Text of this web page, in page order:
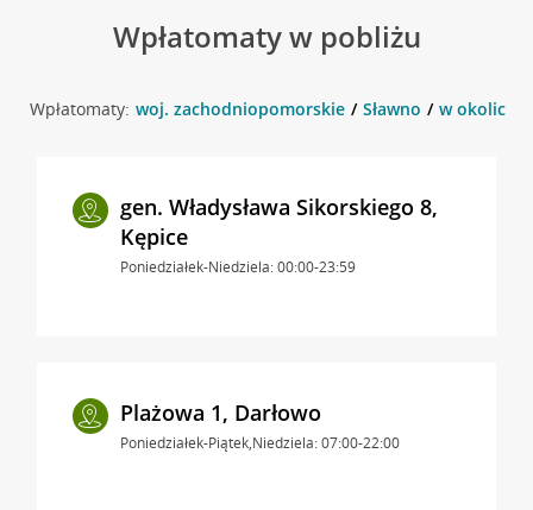
Wpłatomaty w pobliżu
Wpłatomaty: woj. zachodniopomorskie Sławno w okolicy
gen. Władysława Sikorskiego 8,
Kępice
Poniedziałek-Niedziela: 00:00-23:59
Plażowa 1, Darłowo
Poniedziałek-Piątek,Niedziela: 07:00-22:00